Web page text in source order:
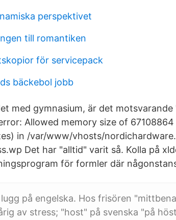
perspektivet
till romantiken
för servicepack
bäckebol jobb
med gymnasium, är det
Allowed memory size of
in /var/www/vhosts/
Det har "alltid" varit så. Kolla på
för formler där
på engelska. Hos frisören
av stress; "host" på svenska "på